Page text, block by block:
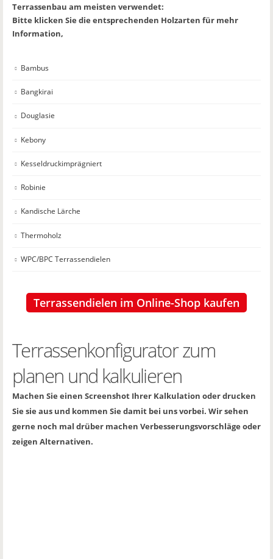
Terrassenbau am meisten verwendet:
Bitte klicken Sie die entsprechenden Holzarten für mehr
Information,
Bambus
Bangkirai
Douglasie
Kebony
Kesseldruckimprägniert
Robinie
Kandische Lärche
Thermoholz
WPC/BPC Terrassendielen
Terrassendielen im Online-Shop kaufen
Terrassenkonfigurator zum
planen und kalkulieren
Machen Sie einen Screenshot Ihrer Kalkulation oder drucken
Sie sie aus und kommen Sie damit bei uns vorbei. Wir sehen
gerne noch mal drüber machen Verbesserungsvorschläge oder
zeigen Alternativen.